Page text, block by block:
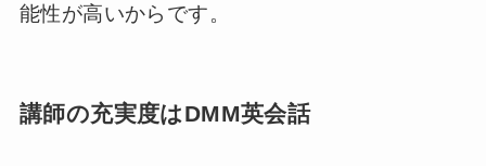
能性が高いからです。
講師の充実度はDMM英会話